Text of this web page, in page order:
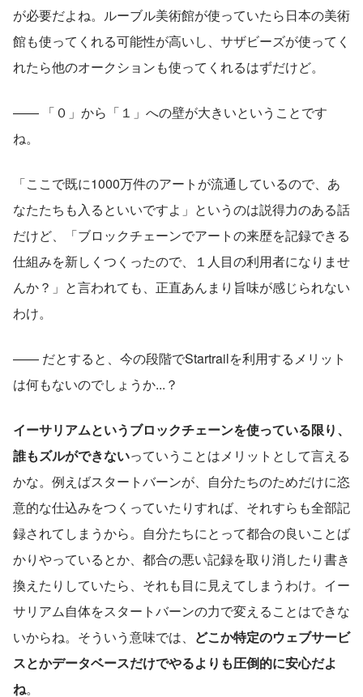
が必要だよね。ルーブル美術館が使っていたら日本の美術
館も使ってくれる可能性が高いし、サザビーズが使ってく
れたら他のオークションも使ってくれるはずだけど。
—— 「０」から「１」への壁が大きいということです
ね。
「ここで既に1000万件のアートが流通しているので、あ
なたたちも入るといいですよ」というのは説得力のある話
だけど、「ブロックチェーンでアートの来歴を記録できる
仕組みを新しくつくったので、１人目の利用者になりませ
んか？」と言われても、正直あんまり旨味が感じられない
わけ。
—— だとすると、今の段階でStartrailを利用するメリット
は何もないのでしょうか...？
イーサリアムというブロックチェーンを使っている限り、
誰もズルができないっていうことはメリットとして言える
かな。例えばスタートバーンが、自分たちのためだけに恣
意的な仕込みをつくっていたりすれば、それすらも全部記
録されてしまうから。自分たちにとって都合の良いことば
かりやっているとか、都合の悪い記録を取り消したり書き
換えたりしていたら、それも目に見えてしまうわけ。イー
サリアム自体をスタートバーンの力で変えることはできな
いからね。そういう意味では、 どこか特定のウェブサービ
スとかデータベースだけでやるよりも圧倒的に安心だよ
ね。